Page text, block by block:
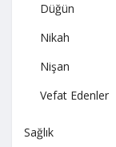
Düğün
Nikah
Nişan
Vefat Edenler
Sağlık